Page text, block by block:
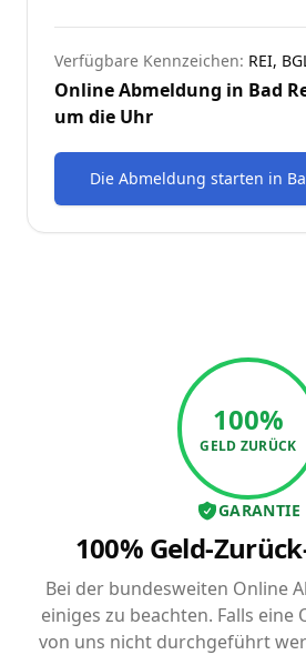
Verfügbare Kennzeichen: REI,
Online Abmeldung in Bad
um die Uhr
Die Abmeldung starten in
100%
GELD ZURÜCK
GARANTIE
100% Geld-
Bei der bundesweiten Online
einiges zu beachten. Falls eine
von uns nicht durchgeführt